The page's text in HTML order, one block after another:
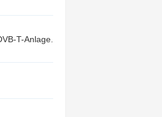
T-Anlage.